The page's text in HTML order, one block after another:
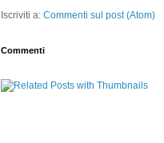
Iscriviti a: Commenti sul post (Atom)
Commenti